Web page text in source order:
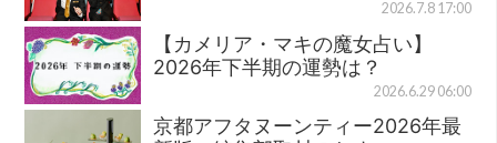
2026.7.8 17:00
【カメリア・マキの魔女占い】
2026年下半期の運勢は？
2026.6.29 06:00
京都アフタヌーンティー2026年最